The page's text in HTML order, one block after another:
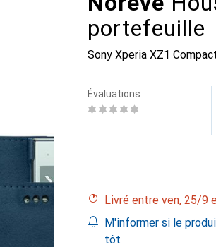
portefeuille
Sony Xperia XZ1
Évaluations
Livré entre ven, 25/9
M'informer si le
tôt